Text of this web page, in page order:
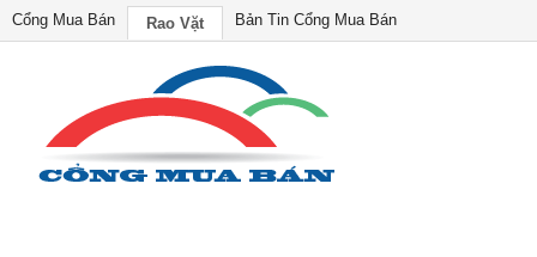
Cổng Mua Bán Rao Vặt Bản Tin Cổng Mua Bán